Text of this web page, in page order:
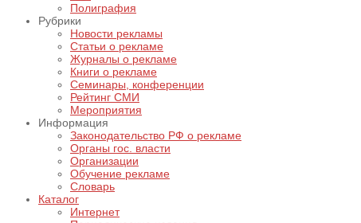
Полиграфия
Рубрики
Новости рекламы
Статьи о рекламе
Журналы о рекламе
Книги о рекламе
Семинары, конференции
Рейтинг СМИ
Мероприятия
Информация
Законодательство РФ о рекламе
Органы гос. власти
Организации
Обучение рекламе
Словарь
Каталог
Интернет